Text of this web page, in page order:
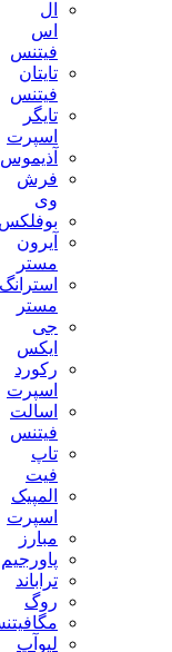
فیتنس
تایتان
فیتنس
تایگر
اسپرت
آذیموس
فرش
بوفلکس
آیرون
استرانگ
جی
رکورد
اسپرت
اسالت
فیتنس
تاپ
المپیک
اسپرت
مبارز
پاورجیم
تراباند
روگ
مگافیتنس
لیوآپ